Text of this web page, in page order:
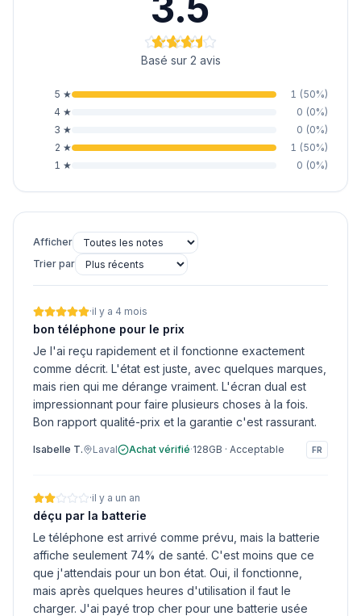
Basé sur 2 avis
5 ★ 1 (50%)
4 ★ 0 (0%)
3 ★ 0 (0%)
2 ★ 1 (50%)
1 ★ 0 (0%)
Afficher
Trier par
·il y a 4 mois
bon téléphone pour le prix
Je l'ai reçu rapidement et il fonctionne exactement
comme décrit. L'état est juste, avec quelques marques,
mais rien qui me dérange vraiment. L'écran dual est
impressionnant pour faire plusieurs choses à la fois.
Bon rapport qualité-prix et la garantie c'est rassurant.
Isabelle T. Laval Achat vérifié·128GB · Acceptable FR
·il y a un an
déçu par la batterie
Le téléphone est arrivé comme prévu, mais la batterie
affiche seulement 74% de santé. C'est moins que ce
que j'attendais pour un bon état. Oui, il fonctionne,
mais après quelques heures d'utilisation il faut le
charger. J'ai payé trop cher pour une batterie usée